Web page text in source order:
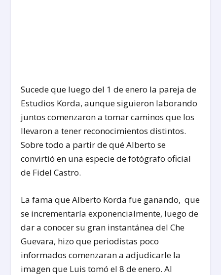
Sucede que luego del 1 de enero la pareja de
Estudios Korda, aunque siguieron laborando
juntos comenzaron a tomar caminos que los
llevaron a tener reconocimientos distintos.
Sobre todo a partir de qué Alberto se
convirtió en una especie de fotógrafo oficial
de Fidel Castro.
La fama que Alberto Korda fue ganando, que
se incrementaría exponencialmente, luego de
dar a conocer su gran instantánea del Che
Guevara, hizo que periodistas poco
informados comenzaran a adjudicarle la
imagen que Luis tomó el 8 de enero. Al